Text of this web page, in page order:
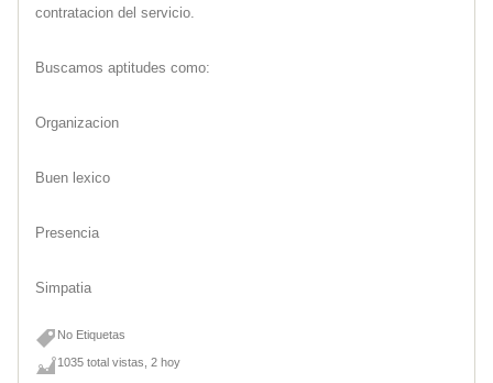
contratacion del servicio.
Buscamos aptitudes como:
Organizacion
Buen lexico
Presencia
Simpatia
No Etiquetas
1035 total vistas, 2 hoy